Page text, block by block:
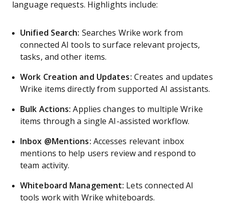
language requests. Highlights include:
Unified Search: Searches Wrike work from
connected AI tools to surface relevant projects,
tasks, and other items.
Work Creation and Updates: Creates and updates
Wrike items directly from supported AI assistants.
Bulk Actions: Applies changes to multiple Wrike
items through a single AI-assisted workflow.
Inbox @Mentions: Accesses relevant inbox
mentions to help users review and respond to
team activity.
Whiteboard Management: Lets connected AI
tools work with Wrike whiteboards.